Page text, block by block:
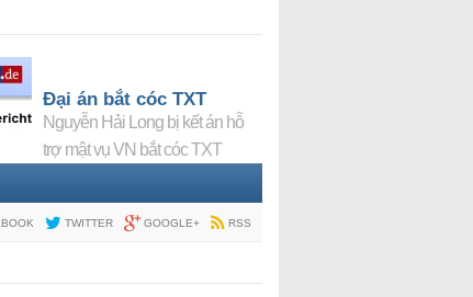
Đại án bắt cóc TXT
Nguyễn Hải Long bị kết án hỗ
trợ mật vụ VN bắt cóc TXT
TWITTER GOOGLE+ RSS